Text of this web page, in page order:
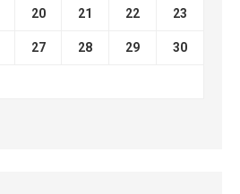
20 21 22 23
27 28 29 30